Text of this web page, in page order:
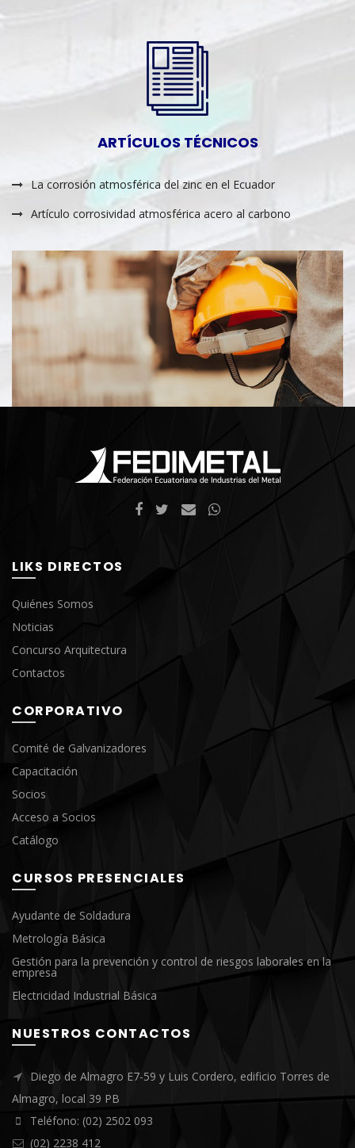
ARTÍCULOS TÉCNICOS
La corrosión atmosférica del zinc en el Ecuador
Artículo corrosividad atmosférica acero al carbono
LIKS DIRECTOS
Quiénes Somos
Noticias
Concurso Arquitectura
Contactos
CORPORATIVO
Comité de Galvanizadores
Capacitación
Socios
Acceso a Socios
Catálogo
CURSOS PRESENCIALES
Ayudante de Soldadura
Metrología Básica
Gestión para la prevención y control de riesgos laborales en la
empresa
Electricidad Industrial Básica
NUESTROS CONTACTOS
Diego de Almagro E7-59 y Luis Cordero, edificio Torres de
Almagro, local 39 PB
Teléfono: (02) 2502 093
(02) 2238 412